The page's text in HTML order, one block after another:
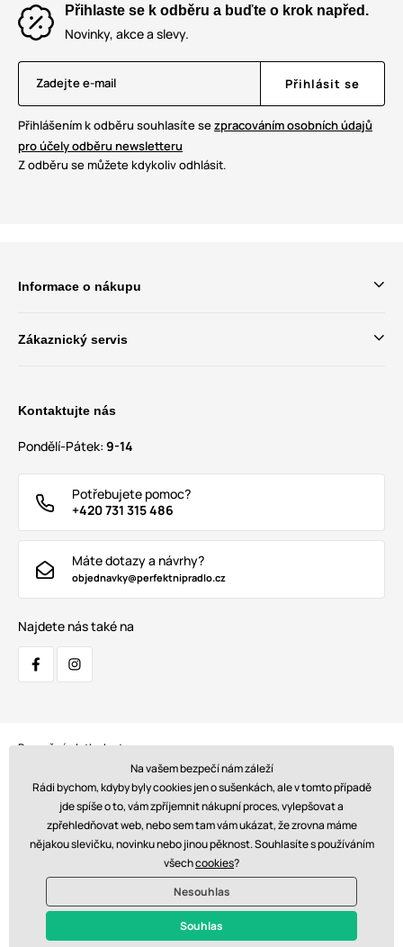
Přihlaste se k odběru a buďte o krok napřed.
Novinky, akce a slevy.
Zadejte e-mail Přihlásit se
Přihlášením k odběru souhlasíte sezpracováním osobních údajů
pro účely odběru newsletteru
Z odběru se můžete kdykoliv odhlásit.
Informace o nákupu
Zákaznický servis
Kontaktujte nás
Pondělí-Pátek: 9-14
Potřebujete pomoc?
+420 731 315 486
Máte dotazy a návrhy?
objednavky@perfektnipradlo.cz
Najdete nás také na
Bezpečná platba kartou:
Doprava:
© 2026 www.perfektnipradlo.cz. Technicky zajišťujeSimplia s.r.o.
Kč - CZ
Na vašem bezpečí nám záleží
Rádi bychom, kdyby byly cookies jen o sušenkách, ale v tomto případě
jde spíše o to, vám zpříjemnit nákupní proces, vylepšovat a
zpřehledňovat web, nebo sem tam vám ukázat, že zrovna máme
nějakou slevičku, novinku nebo jinou pěknost. Souhlasíte s používáním
všechcookies?
Nesouhlas
Souhlas